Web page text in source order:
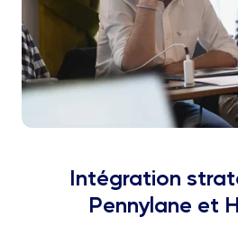
Intégration
Pennylane et